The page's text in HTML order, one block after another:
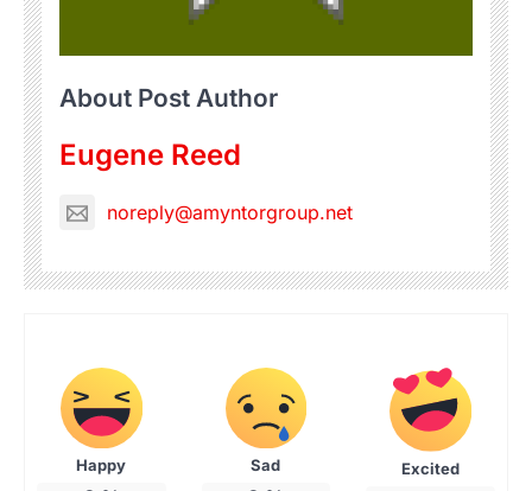
About Post Author
Eugene Reed
noreply@amyntorgroup.net
Happy Sad Excited